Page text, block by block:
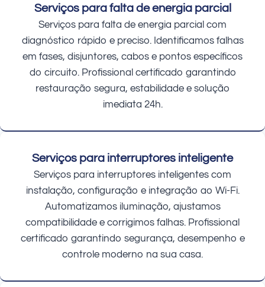
Serviços para falta de energia parcial
Serviços para falta de energia parcial com
diagnóstico rápido e preciso. Identificamos falhas
em fases, disjuntores, cabos e pontos específicos
do circuito. Profissional certificado garantindo
restauração segura, estabilidade e solução
imediata 24h.
Serviços para interruptores inteligente
Serviços para interruptores inteligentes com
instalação, configuração e integração ao Wi-Fi.
Automatizamos iluminação, ajustamos
compatibilidade e corrigimos falhas. Profissional
certificado garantindo segurança, desempenho e
controle moderno na sua casa.